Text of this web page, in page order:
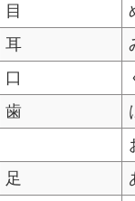
目
耳
口
歯
足